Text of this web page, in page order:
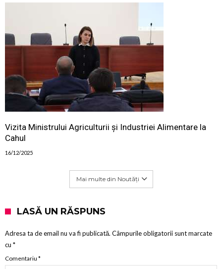
Vizita Ministrului Agriculturii și Industriei Alimentare la
Cahul
16/12/2025
Mai multe din Noutăți
LASĂ UN RĂSPUNS
Adresa ta de email nu va fi publicată. Câmpurile obligatorii sunt marcate
cu *
Comentariu *